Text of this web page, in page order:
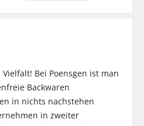
Bei Poensgen ist man
Backwaren
in nichts nachstehen
in zweiter